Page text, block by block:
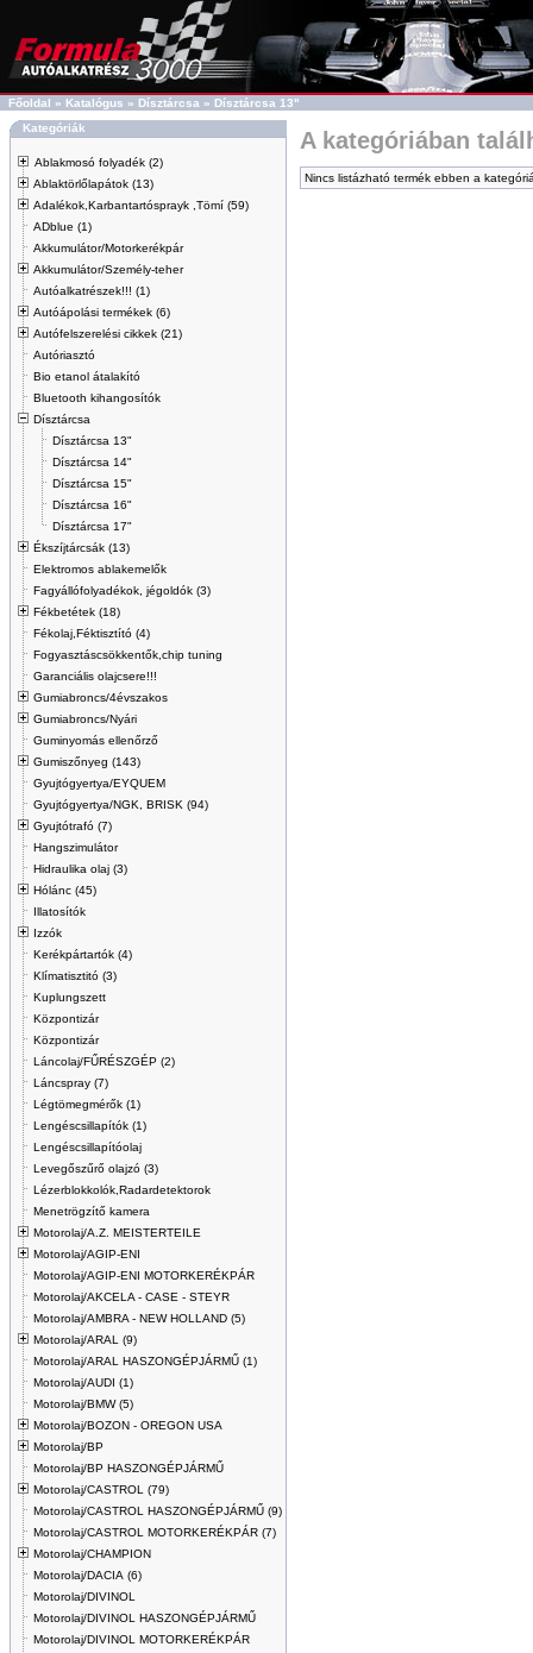
Főoldal » Katalógus » Dísztárcsa » Dísztárcsa 13"
Kategóriák
Ablakmosó folyadék (2)
Ablaktörlőlapátok (13)
Adalékok,Karbantartósprayk ,Tömí (59)
ADblue (1)
Akkumulátor/Motorkerékpár
Akkumulátor/Személy-teher
Autóalkatrészek!!! (1)
Autóápolási termékek (6)
Autófelszerelési cikkek (21)
Autóriasztó
Bio etanol átalakító
Bluetooth kihangosítók
Dísztárcsa
Dísztárcsa 13"
Dísztárcsa 14"
Dísztárcsa 15"
Dísztárcsa 16"
Dísztárcsa 17"
Ékszíjtárcsák (13)
Elektromos ablakemelők
Fagyállófolyadékok, jégoldók (3)
Fékbetétek (18)
Fékolaj,Féktisztító (4)
Fogyasztáscsökkentők,chip tuning
Garanciális olajcsere!!!
Gumiabroncs/4évszakos
Gumiabroncs/Nyári
Guminyomás ellenőrző
Gumiszőnyeg (143)
Gyujtógyertya/EYQUEM
Gyujtógyertya/NGK, BRISK (94)
Gyujtótrafó (7)
Hangszimulátor
Hidraulika olaj (3)
Hólánc (45)
Illatosítók
Izzók
Kerékpártartók (4)
Klímatisztitó (3)
Kuplungszett
Központizár
Központizár
Láncolaj/FŰRÉSZGÉP (2)
Láncspray (7)
Légtömegmérők (1)
Lengéscsillapítók (1)
Lengéscsillapítóolaj
Levegőszűrő olajzó (3)
Lézerblokkolók,Radardetektorok
Menetrögzítő kamera
Motorolaj/A.Z. MEISTERTEILE
Motorolaj/AGIP-ENI
Motorolaj/AGIP-ENI MOTORKERÉKPÁR
Motorolaj/AKCELA - CASE - STEYR
Motorolaj/AMBRA - NEW HOLLAND (5)
Motorolaj/ARAL (9)
Motorolaj/ARAL HASZONGÉPJÁRMŰ (1)
Motorolaj/AUDI (1)
Motorolaj/BMW (5)
Motorolaj/BOZON - OREGON USA
Motorolaj/BP
Motorolaj/BP HASZONGÉPJÁRMŰ
Motorolaj/CASTROL (79)
Motorolaj/CASTROL HASZONGÉPJÁRMŰ (9)
Motorolaj/CASTROL MOTORKERÉKPÁR (7)
Motorolaj/CHAMPION
Motorolaj/DACIA (6)
Motorolaj/DIVINOL
Motorolaj/DIVINOL HASZONGÉPJÁRMŰ
Motorolaj/DIVINOL MOTORKERÉKPÁR
A kategóriában
Nincs listázható termék ebben a